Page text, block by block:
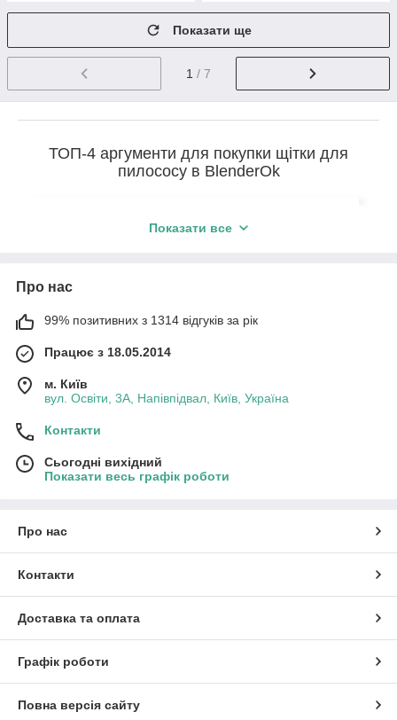
Показати ще
1 / 7
ТОП-4 аргументи для покупки щітки для
пилососу в BlenderOk
Якість.
2.
характеристики, сумісні з різними
3.
вартість.
4.
можливість обміну або повернення
продукції протягом 14 днів.
Показати все
Про нас
99% позитивних з 1314 відгуків за рік
Працює з 18.05.2014
м. Київ
вул. Освіти, 3А, Напівпідвал, Київ, Україна
Контакти
Сьогодні вихідний
Показати весь графік роботи
Про нас
Контакти
Доставка та оплата
Графік роботи
Повна версія сайту